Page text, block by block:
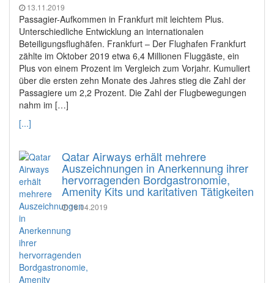
13.11.2019
Passagier-Aufkommen in Frankfurt mit leichtem Plus.
Unterschiedliche Entwicklung an internationalen
Beteiligungsflughäfen. Frankfurt – Der Flughafen Frankfurt
zählte im Oktober 2019 etwa 6,4 Millionen Fluggäste, ein
Plus von einem Prozent im Vergleich zum Vorjahr. Kumuliert
über die ersten zehn Monate des Jahres stieg die Zahl der
Passagiere um 2,2 Prozent. Die Zahl der Flugbewegungen
nahm im […]
[...]
Qatar Airways erhält mehrere
Auszeichnungen in Anerkennung ihrer
hervorragenden Bordgastronomie,
Amenity Kits und karitativen Tätigkeiten
18.04.2019